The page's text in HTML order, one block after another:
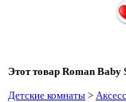
Этот товар Roman Baby
Детские комнаты >